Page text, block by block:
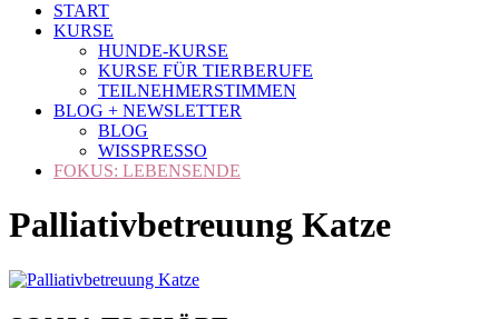
START
KURSE
HUNDE-KURSE
KURSE FÜR TIERBERUFE
TEILNEHMERSTIMMEN
BLOG + NEWSLETTER
BLOG
WISSPRESSO
FOKUS: LEBENSENDE
Palliativbetreuung Katze